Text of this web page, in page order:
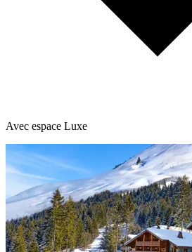
Avec espace Luxe